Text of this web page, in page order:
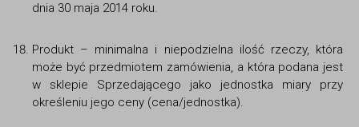
dnia 30 maja 2014 roku.
Produkt – minimalna i niepodzielna ilość rzeczy, która
może być przedmiotem zamówienia, a która podana jest
w sklepie Sprzedającego jako jednostka miary przy
określeniu jego ceny (cena/jednostka).